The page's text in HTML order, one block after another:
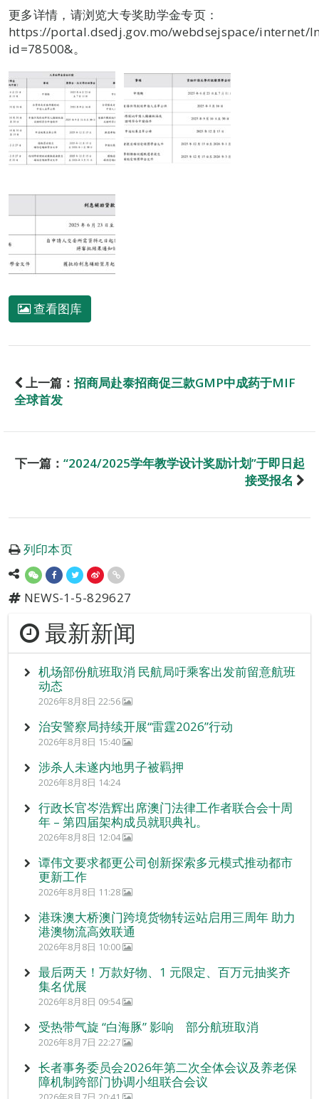
更多详情，请浏览大专奖助学金专页：
https://portal.dsedj.gov.mo/webdsejspace/internet/
id=78500&。
查看图库
上一篇： 招商局赴泰招商促三款GMP中成药于MIF
全球首发
下一篇： “2024/2025学年教学设计奖励计划”于即日起
接受报名
列印本页
NEWS-1-5-829627
最新新闻
机场部份航班取消 民航局吁乘客出发前留意航班
动态
2026年8月8日 22:56
治安警察局持续开展“雷霆2026”行动
2026年8月8日 15:40
涉杀人未遂内地男子被羁押
2026年8月8日 14:24
行政长官岑浩辉出席澳门法律工作者联合会十周
年 – 第四届架构成员就职典礼。
2026年8月8日 12:04
谭伟文要求都更公司创新探索多元模式推动都市
更新工作
2026年8月8日 11:28
港珠澳大桥澳门跨境货物转运站启用三周年 助力
港澳物流高效联通
2026年8月8日 10:00
最后两天！万款好物、1 元限定、百万元抽奖齐
集名优展
2026年8月8日 09:54
受热带气旋 “白海豚” 影响 部分航班取消
2026年8月7日 22:27
长者事务委员会2026年第二次全体会议及养老保
障机制跨部门协调小组联合会议